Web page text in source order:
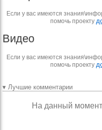
Если у вас имеются
помочь проекту
Видео
Если у вас имеются
помочь проекту
▾ Лучшие комментарии
На данный